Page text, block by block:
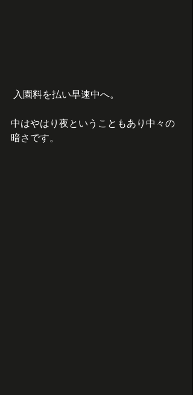
入園料を払い早速中へ。
中はやはり夜ということもあり中々の
暗さです。